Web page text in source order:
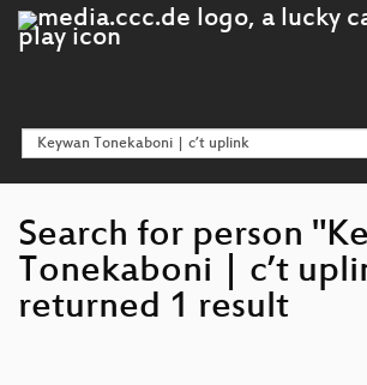
Search for person
Tonekaboni | c’t
returned 1 result